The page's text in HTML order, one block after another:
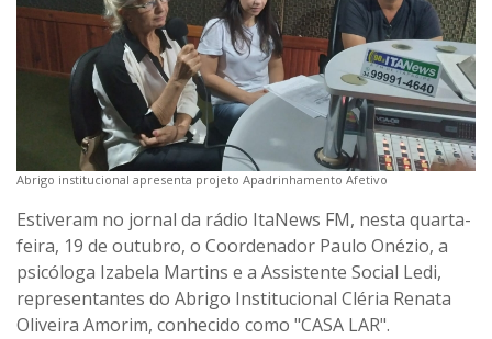
Abrigo institucional apresenta projeto Apadrinhamento Afetivo
Estiveram no jornal da rádio ItaNews FM, nesta quarta-
feira, 19 de outubro, o Coordenador Paulo Onézio, a
psicóloga Izabela Martins e a Assistente Social Ledi,
representantes do Abrigo Institucional Cléria Renata
Oliveira Amorim, conhecido como "CASA LAR".